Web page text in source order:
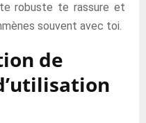
robuste te rassure et
souvent avec toi.
de